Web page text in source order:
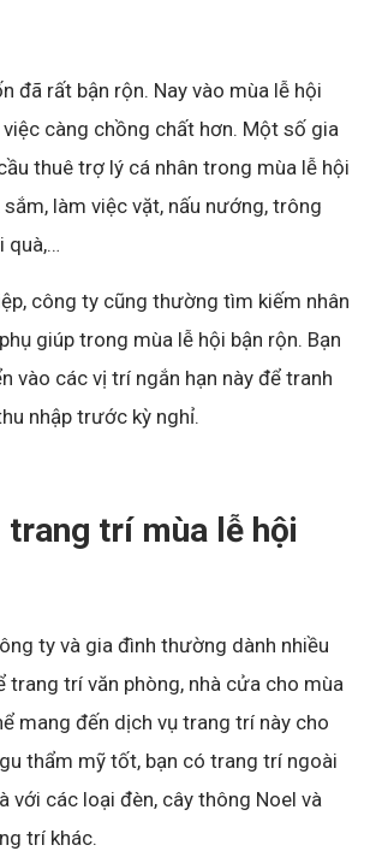
đã rất bận rộn. Nay vào mùa lễ hội
càng chồng chất hơn. Một số gia
thuê trợ lý cá nhân trong mùa lễ hội
làm việc vặt, nấu nướng, trông
quà,…
công ty cũng thường tìm kiếm nhân
giúp trong mùa lễ hội bận rộn. Bạn
vào các vị trí ngắn hạn này để tranh
nhập trước kỳ nghỉ.
trang trí mùa lễ hội
ty và gia đình thường dành nhiều
trang trí văn phòng, nhà cửa cho mùa
mang đến dịch vụ trang trí này cho
thẩm mỹ tốt, bạn có trang trí ngoài
với các loại đèn, cây thông Noel và
trí khác.